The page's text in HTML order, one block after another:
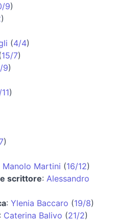
9)
)
(4/4)
15/7)
9)
)
)
Manolo Martini (16/12)
scrittore: Alessandro
: Ylenia Baccaro (19/8)
: Caterina Balivo (21/2)